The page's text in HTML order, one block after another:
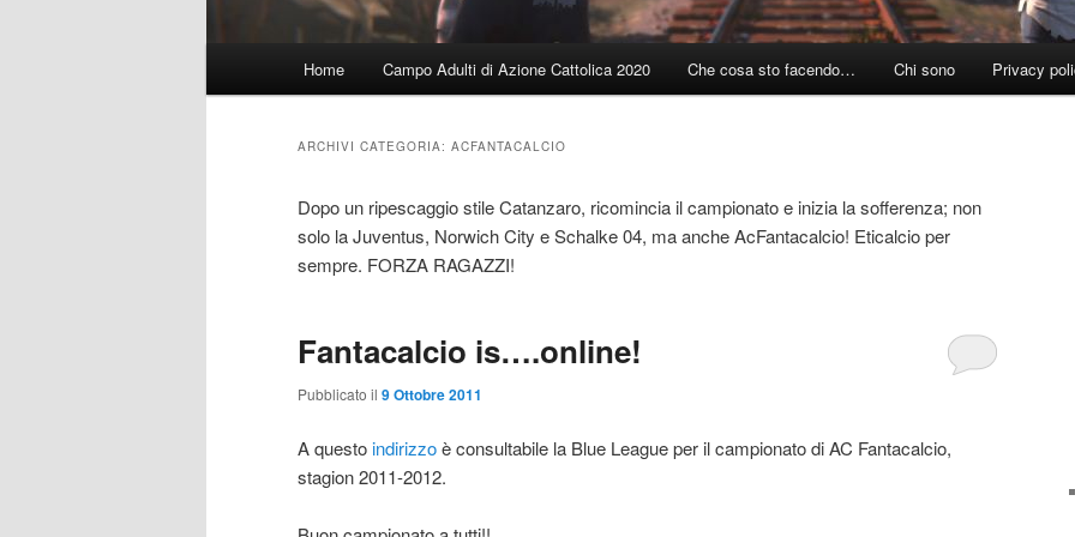
Home Campo Adulti di Azione Cattolica 2020 Che cosa sto facendo… Chi sono Privacy
ARCHIVI CATEGORIA: ACFANTACALCIO
Dopo un ripescaggio stile Catanzaro, ricomincia il campionato e inizia la sofferenza; non
solo la Juventus, Norwich City e Schalke 04, ma anche AcFantacalcio! Eticalcio per
sempre. FORZA RAGAZZI!
Fantacalcio is….online!
Pubblicato il 9 Ottobre 2011
A questoindirizzoè consultabile la Blue League per il campionato di AC Fantacalcio,
stagion 2011-2012.